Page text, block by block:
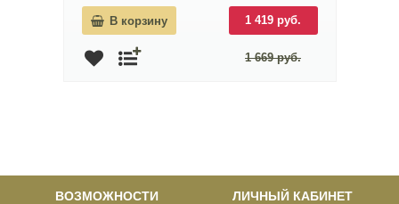
1 419 руб.
1 669 руб.
В корзину
ВОЗМОЖНОСТИ ЛИЧНЫЙ КАБИНЕТ